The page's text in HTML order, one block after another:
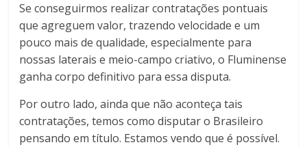
Se conseguirmos realizar contratações pontuais
que agreguem valor, trazendo velocidade e um
pouco mais de qualidade, especialmente para
nossas laterais e meio-campo criativo, o Fluminense
ganha corpo definitivo para essa disputa.
Por outro lado, ainda que não aconteça tais
contratações, temos como disputar o Brasileiro
pensando em título. Estamos vendo que é possível.